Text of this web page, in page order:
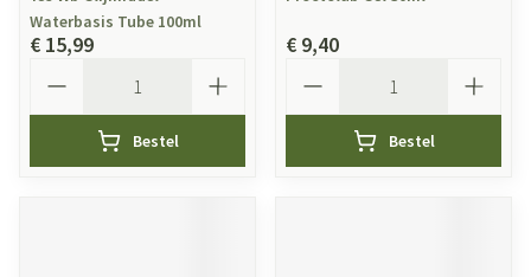
Waterbasis Tube 100ml
€ 15,99
Bestel
€ 9,40
Bestel